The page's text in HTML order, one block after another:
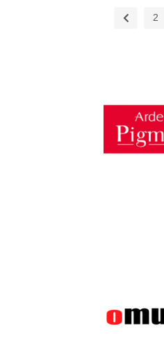
2